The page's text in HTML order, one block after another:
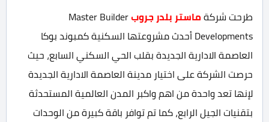
طرحت شركةماستر بلدر جروبMaster Builder
Developments أحدث مشروعتها السكنية كمبوند بوكا
العاصمة الادارية الجديدة بقلب الحي السكني السابع، حيث
حرصت الشركة على اختيار مدينة العاصمة الادارية الجديدة
لإنها تعد واحدة من اهم واكبر المدن العالمية المستحدثة
بتقنيات الجيل الرابع، كما تم توافر باقة كبيرة من الوحدات